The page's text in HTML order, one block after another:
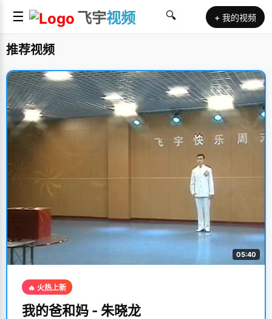
☰ 飞宇视频 🔍 + 我的视频
推荐视频
05:40
🔥 火热上新
我的爸和妈 - 朱晓龙